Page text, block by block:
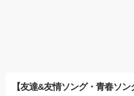
【友達&友情ソング・青春ソ